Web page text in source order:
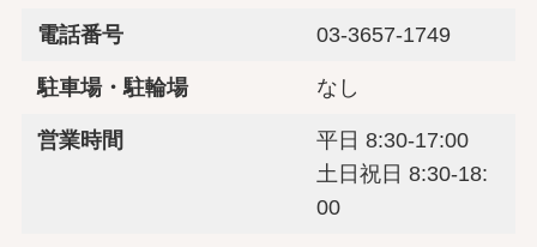
電話番号 03-3657-1749
駐車場・駐輪場 なし
営業時間
平日 8:30-17:00
土日祝日 8:30-18:
00